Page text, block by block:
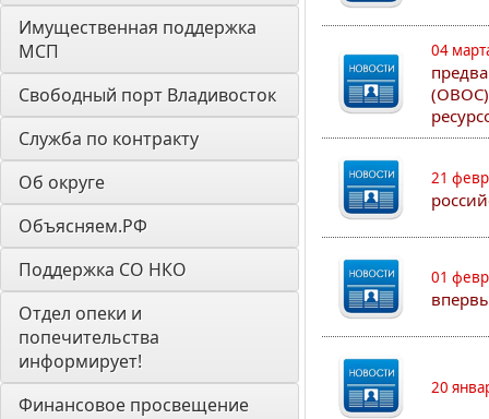
Имущественная поддержка
МСП
Свободный порт Владивосток
Служба по контракту
Об округе
Объясняем.РФ
Поддержка СО НКО
Отдел опеки и
попечительства
информирует!
Финансовое просвещение
04
21
01
20